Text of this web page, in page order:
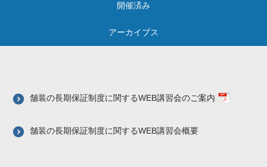
開催済み
アーカイブス
舗装の長期保証制度に関するWEB講習会のご案内
舗装の長期保証制度に関するWEB講習会概要